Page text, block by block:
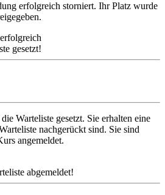
erfolgreich storniert. Ihr Platz wurde
gesetzt!
Warteliste gesetzt. Sie erhalten eine
nachgerückt sind. Sie sind
angemeldet.
abgemeldet!